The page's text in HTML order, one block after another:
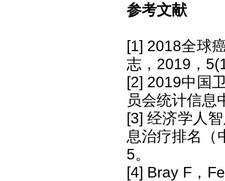
参考文献
[1] 2018全球
志，2019，
[2] 2019中国
员会统计信息
[3] 经济学人
息治疗排名（
5。
[4] Bray F，